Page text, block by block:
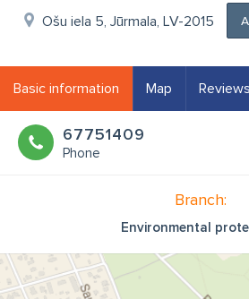
Ošu iela 5, Jūrmala, LV-2015
Basic information Map Reviews
67751409
Phone
Branch:
Environmental